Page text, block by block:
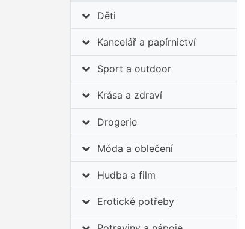
Děti
Kancelář a papírnictví
Sport a outdoor
Krása a zdraví
Drogerie
Móda a oblečení
Hudba a film
Erotické potřeby